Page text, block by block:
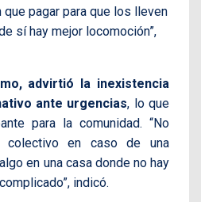
pagar para que los lleven
sí hay mejor locomoción”,
advirtió la inexistencia
ante urgencias, lo que
para la comunidad. “No
colectivo en caso de una
en una casa donde no hay
indicó.